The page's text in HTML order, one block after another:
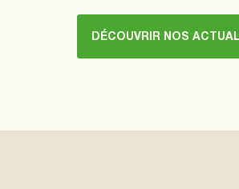
DÉCOUVRIR NOS